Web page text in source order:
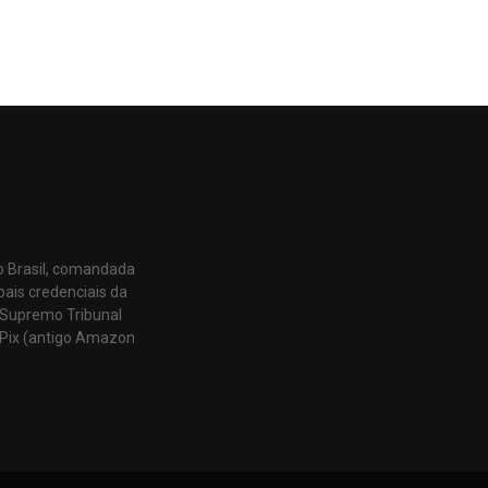
Brasil, comandada
credenciais da
Tribunal
(antigo Amazon